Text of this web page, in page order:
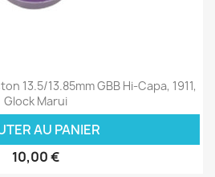
13.5/13.85mm GBB Hi-Capa, 1911,
Glock Marui
AU PANIER
10,00 €